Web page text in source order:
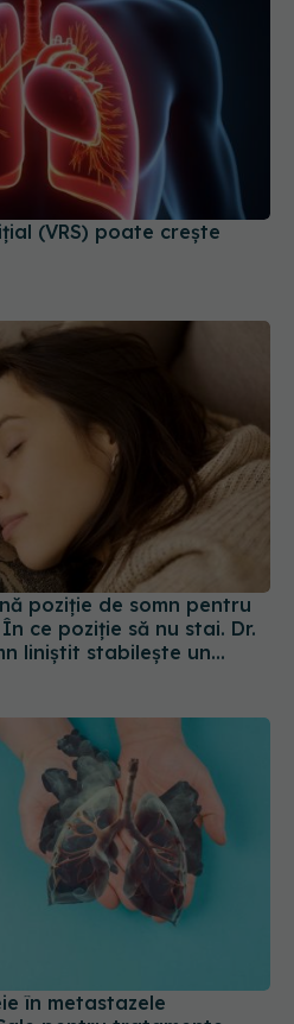
(VRS) poate crește
ce poziție să nu stai. Dr.
liniștit stabilește un
în metastazele
pentru tratamente